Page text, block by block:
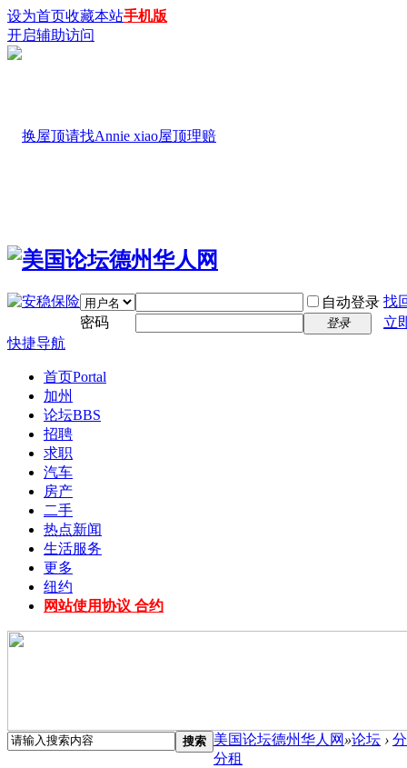
设为首页收藏本站手机版
开启辅助访问
自动登录 找
密码
登录
立
快捷导航
首页Portal
加州
论坛BBS
招聘
求职
汽车
房产
二手
热点新闻
生活服务
更多
纽约
网站使用协议 合约
搜索 美国论坛德州华人网 »论坛 ›
分租